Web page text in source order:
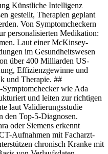
Künstliche Intelligenz
gestellt, Therapien geplant
Von Symptomcheckern
personalisierten Medikation:
Laut einer McKinsey-
im Gesundheitswesen
über 400 Milliarden US-
Effizienzgewinne und
und Therapie. ##
wie Ada
und leiten zur richtigen
laut Validierungsstudie
den Top-5-Diagnosen.
oder Siemens erkennt
Aufnahmen mit Facharzt-
chronisch Kranke mit